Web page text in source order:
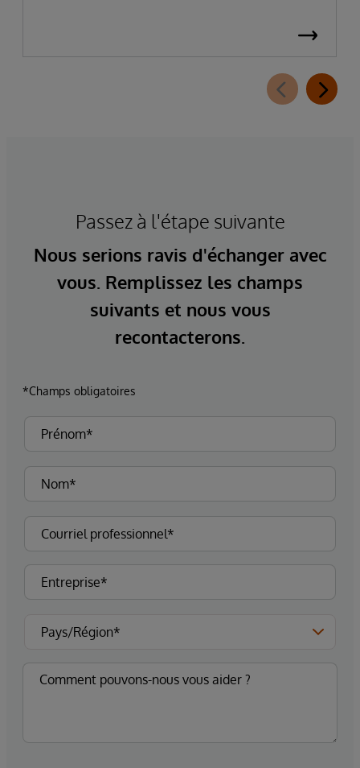
Passez à l'étape suivante
Nous serions ravis d'échanger avec
vous. Remplissez les champs
suivants et nous vous
recontacterons.
*Champs obligatoires